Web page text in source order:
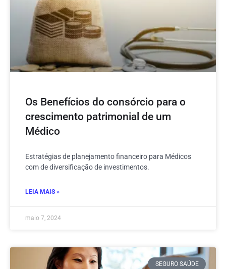
Os Benefícios do consórcio para o
crescimento patrimonial de um
Médico
Estratégias de planejamento financeiro para Médicos
com de diversificação de investimentos.
LEIA MAIS »
maio 7, 2024
SEGURO SAÚDE